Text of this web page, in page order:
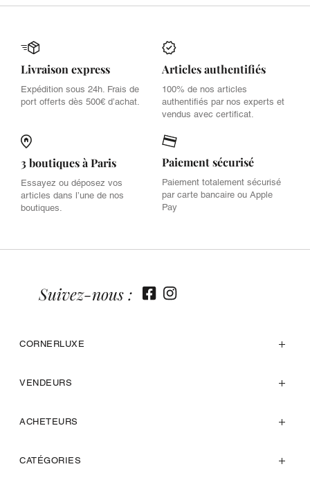
Livraison express
Expédition sous 24h. Frais de
port offerts dès 500€ d’achat.
Articles authentifiés
100% de nos articles
authentifiés par nos experts et
vendus avec certificat.
3 boutiques à Paris
Essayez ou déposez vos
articles dans l’une de nos
boutiques.
Paiement sécurisé
Paiement totalement sécurisé
par carte bancaire ou Apple
Pay
CORNERLUXE
VENDEURS
ACHETEURS
CATÉGORIES
Suivez-nous :